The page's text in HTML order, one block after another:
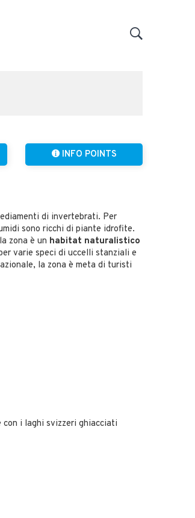
INFO POINTS
di invertebrati. Per
sono ricchi di piante idrofite.
zona è un habitat naturalistico
varie speci di uccelli stanziali e
la zona è meta di turisti
i laghi svizzeri ghiacciati